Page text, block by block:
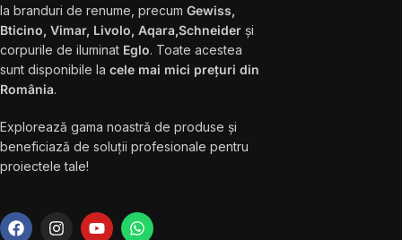
la branduri de renume, precum Gewiss,
Bticino, Vimar, Livolo, Aqara,Schneider și
corpurile de iluminat Eglo. Toate acestea
sunt disponibile la cele mai mici prețuri din
România.
Explorează gama noastră de produse și
beneficiază de soluții profesionale pentru
proiectele tale!